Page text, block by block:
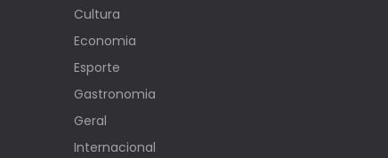
Cultura
Economia
Esporte
Gastronomia
Geral
Internacional